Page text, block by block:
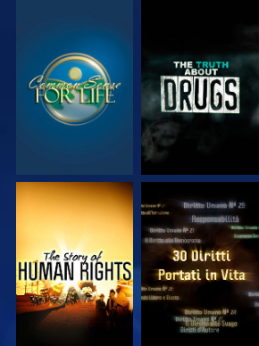
GUARDA GUARDA
GUARDA GUARDA